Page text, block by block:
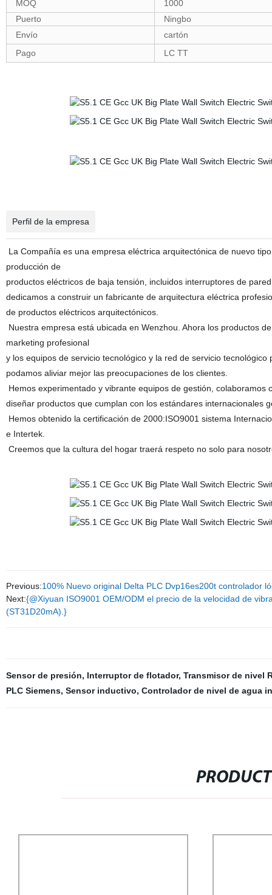
MOQ
1000
Puerto
Ningbo
Envío
cartón
Pago
LC TT
Perfil de la empresa
La Compañía es una empresa eléctrica arquitectónica de nuevo
producción de
productos eléctricos de baja tensión, incluidos interruptores de
dedicamos a construir un fabricante de arquitectura eléctrica
de productos eléctricos arquitectónicos.
Nuestra empresa está ubicada en Wenzhou. Ahora los productos
marketing profesional
y los equipos de servicio tecnológico y la red de servicio
podamos aliviar mejor las preocupaciones de los clientes.
Hemos experimentado y vibrante equipos de gestión,
diseñar productos que cumplan con los estándares internacionales
Hemos obtenido la certificación de 2000:ISO9001 sistema
e Intertek.
Creemos que la cultura del hogar traerá respeto no solo para
Previous:100% Nuevo original Delta PLC Dvp16es200t controlador
Next:{@Xiyuan ISO9001 OEM/ODM el precio de la velocidad de
(ST31D20mA).}
Sensor de presión, Interruptor de flotador, Transmisor de nivel
PLC Siemens, Sensor inductivo, Controlador de nivel de agua